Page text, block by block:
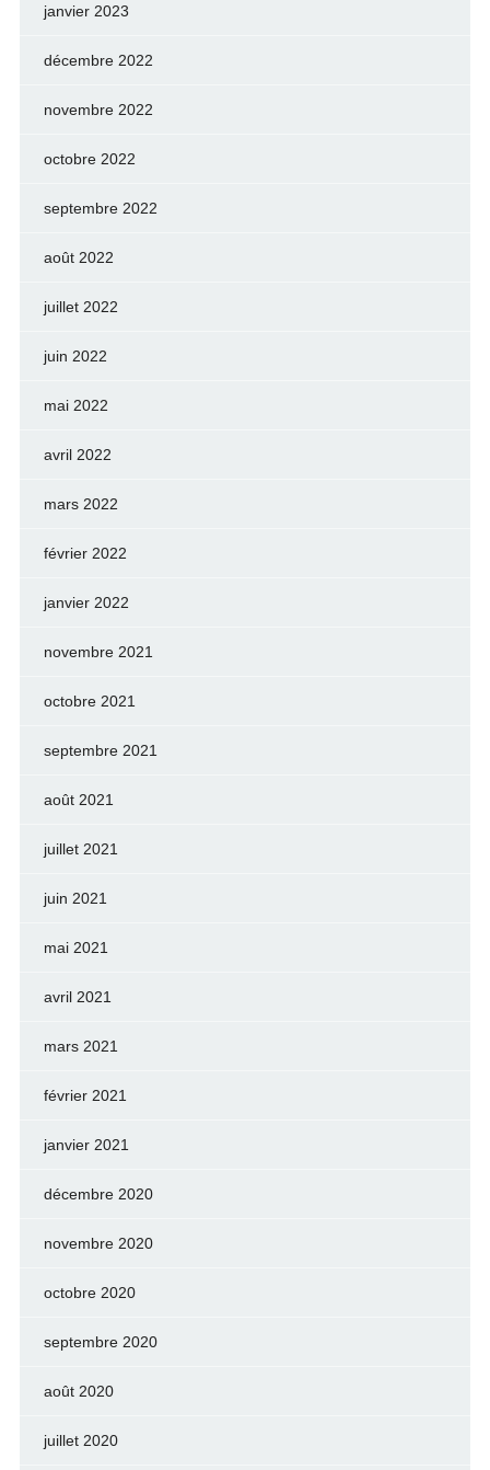
janvier 2023
décembre 2022
novembre 2022
octobre 2022
septembre 2022
août 2022
juillet 2022
juin 2022
mai 2022
avril 2022
mars 2022
février 2022
janvier 2022
novembre 2021
octobre 2021
septembre 2021
août 2021
juillet 2021
juin 2021
mai 2021
avril 2021
mars 2021
février 2021
janvier 2021
décembre 2020
novembre 2020
octobre 2020
septembre 2020
août 2020
juillet 2020